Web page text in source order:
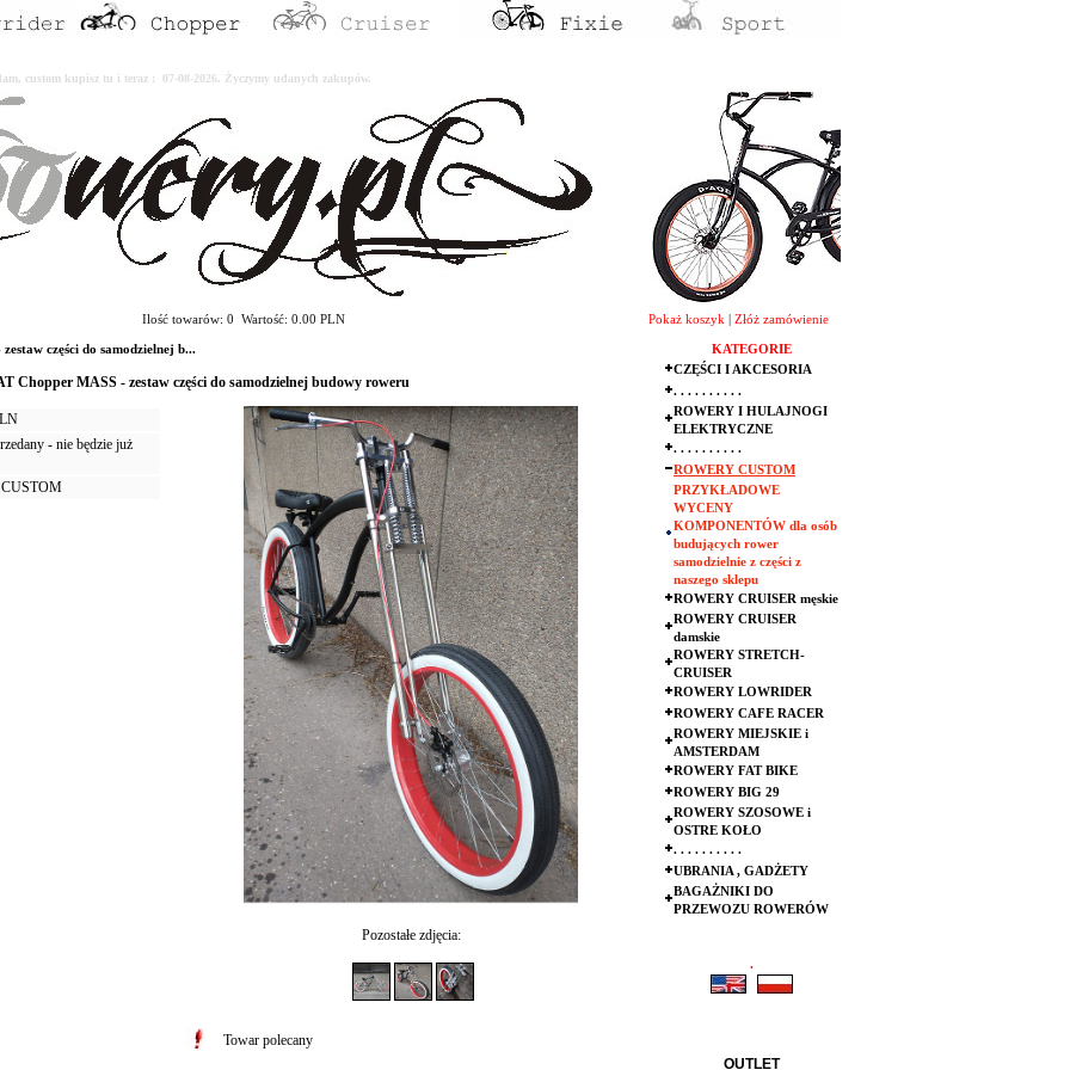
custom kupisz tu i teraz : 07-08-2026. Życzymy udanych zakupów.
Ilość towarów: 0 Wartość: 0.00 PLN Pokaż koszyk Złóż zamówienie
części do samodzielnej b...
Chopper MASS - zestaw części do samodzielnej budowy roweru
- nie będzie już
Pozostałe zdjęcia:
Towar polecany
KATEGORIE
CZĘŚCI I AKCESORIA
. . . . . . . . . .
ROWERY I HULAJNOGI
ELEKTRYCZNE
. . . . . . . . . .
ROWERY CUSTOM
PRZYKŁADOWE
WYCENY
KOMPONENTÓW dla osób
budujących rower
samodzielnie z części z
naszego sklepu
ROWERY CRUISER męskie
ROWERY CRUISER
damskie
ROWERY STRETCH-
CRUISER
ROWERY LOWRIDER
ROWERY CAFE RACER
ROWERY MIEJSKIE i
AMSTERDAM
ROWERY FAT BIKE
ROWERY BIG 29
ROWERY SZOSOWE i
OSTRE KOŁO
. . . . . . . . . .
UBRANIA , GADŻETY
BAGAŻNIKI DO
PRZEWOZU ROWERÓW
.
OUTLET